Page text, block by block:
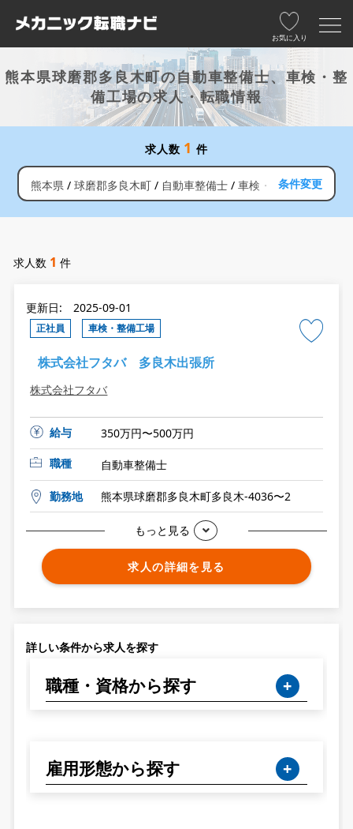
お気に入り
熊本県球磨郡多良木町の自動車整備士、車検・整
備工場の求人・転職情報
求人数 1 件
熊本県 球磨郡多良木町 自動車整備士 車検・整備工場
条件変更
求人数 1 件
更新日: 2025-09-01
正社員 車検・整備工場
株式会社フタバ 多良木出張所
株式会社フタバ
給与
350万円〜500万円
職種
自動車整備士
勤務地 熊本県球磨郡多良木町多良木-4036〜2
もっと見る
求人の詳細を見る
詳しい条件から求人を探す
職種・資格から探す
雇用形態から探す